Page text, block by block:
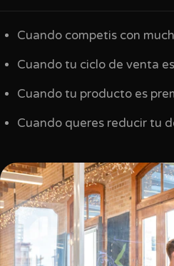
Cuando competis con
Cuando tu ciclo de venta
Cuando tu producto es
Cuando queres reducir tu